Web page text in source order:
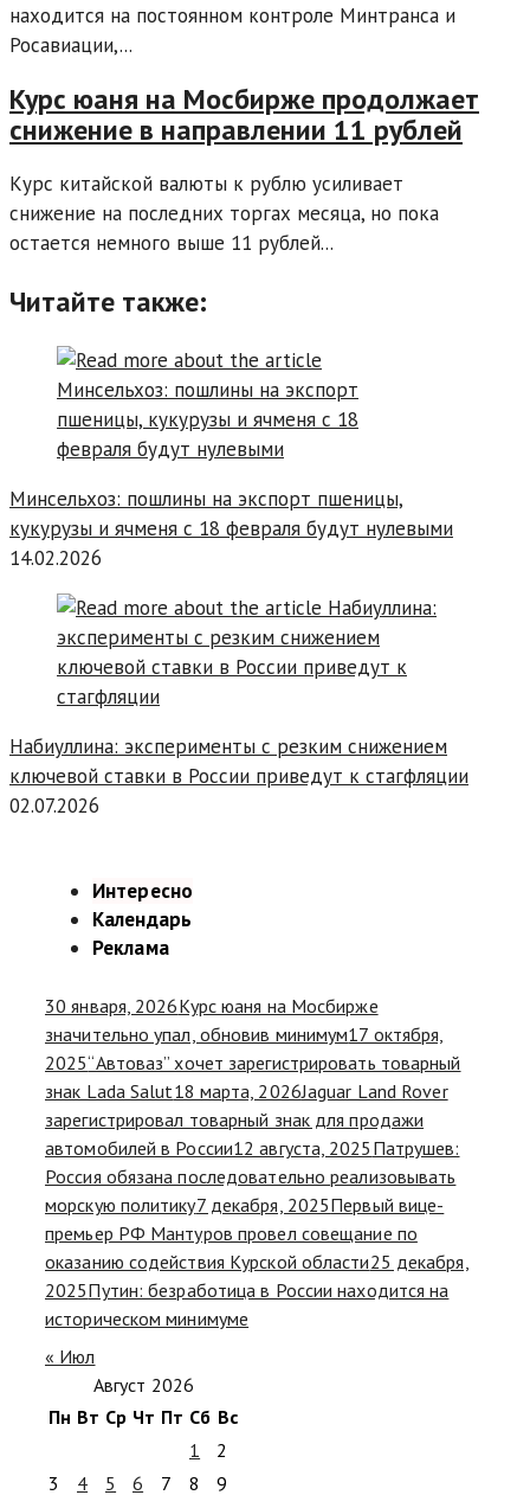
находится на постоянном контроле Минтранса и
Росавиации,...
Курс юаня на Мосбирже продолжает
снижение в направлении 11 рублей
Курс китайской валюты к рублю усиливает
снижение на последних торгах месяца, но пока
остается немного выше 11 рублей...
Читайте также:
Минсельхоз: пошлины на экспорт пшеницы,
кукурузы и ячменя с 18 февраля будут нулевыми
14.02.2026
Набиуллина: эксперименты с резким снижением
ключевой ставки в России приведут к стагфляции
02.07.2026
Интересно
Календарь
Реклама
30 января, 2026Курс юаня на Мосбирже
значительно упал, обновив минимум17 октября,
2025“Автоваз” хочет зарегистрировать товарный
знак Lada Salut18 марта, 2026Jaguar Land Rover
зарегистрировал товарный знак для продажи
автомобилей в России12 августа, 2025 Патрушев:
Россия обязана последовательно реализовывать
морскую политику7 декабря, 2025Первый вице-
премьер РФ Мантуров провел совещание по
оказанию содействия Курской области25 декабря,
2025Путин: безработица в России находится на
историческом минимуме
« Июл
Август 2026
Пн Вт Ср Чт Пт Сб Вс
1
2
3
4 5 6 7 8
9